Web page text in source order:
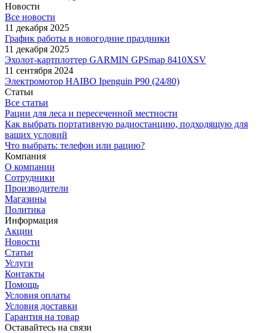
Новости
Все новости
11 декабря 2025
График работы в новогодние праздники
11 декабря 2025
Эхолот-картплоттер GARMIN GPSmap 8410XSV
11 сентября 2024
Электромотор HAIBO Ipenguin P90 (24/80)
Статьи
Все статьи
Рации для леса и пересеченной местности
Как выбрать портативную радиостанцию, подходящую для
ваших условий
Что выбрать: телефон или рацию?
Компания
О компании
Сотрудники
Производители
Магазины
Политика
Информация
Акции
Новости
Статьи
Услуги
Контакты
Помощь
Условия оплаты
Условия доставки
Гарантия на товар
Оставайтесь на связи